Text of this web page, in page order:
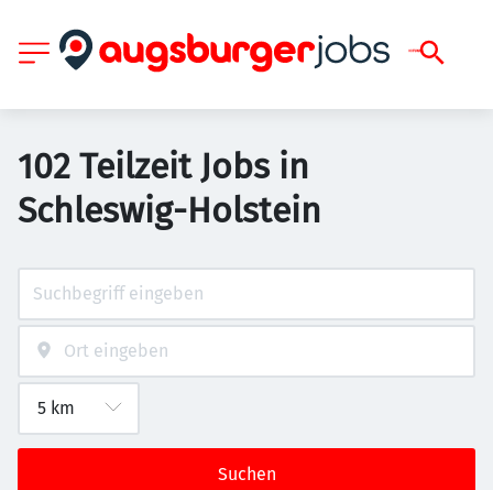
102 Teilzeit Jobs in
Schleswig-Holstein
Suchen